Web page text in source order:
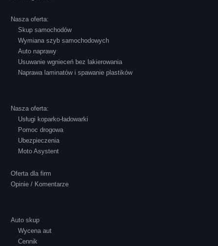
atmosferze, czego z reguły nie można
powiedzieć o innych firmach tego type.
Pozdrawiam i polecam!
Polecam S-Car.pl, szybka i bardzo miła
Nasza oferta:
Skup samochodów
Wymiana szyb samochodowych
Auto naprawy
Usuwanie wgnieceń bez lakierowania
Naprawa laminatów i spawanie plastików
Nasza oferta:
Usługi koparko-ładowarki
Pomoc drogowa
Ubezpieczenia
Moto Asystent
Oferta dla firm
Opinie / Komentarze
Auto skup
Wycena aut
Cennik